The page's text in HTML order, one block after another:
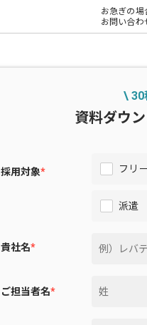
お急ぎの場
お問い合わ
\ 30
資料ダウ
採用対象* フリ
派遣
貴社名*
ご担当者名*